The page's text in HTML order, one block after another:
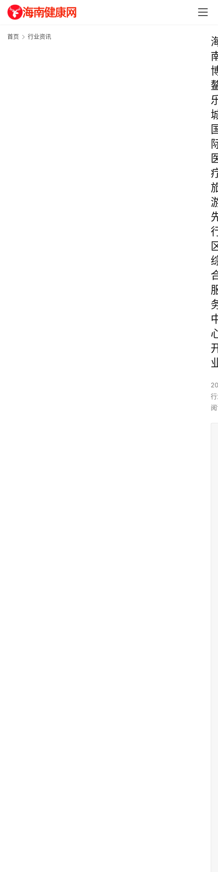
首页 行业资讯